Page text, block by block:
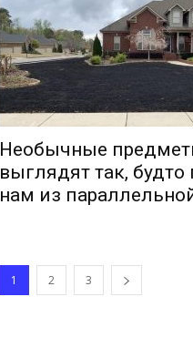
Необычные
выглядят так,
нам из
1 2 3